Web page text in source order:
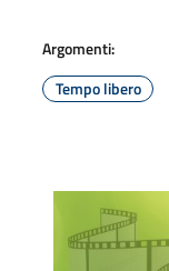
Argomenti:
Tempo libero